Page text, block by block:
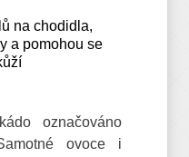
na chodidla,
a pomohou se
označováno
ovoce i